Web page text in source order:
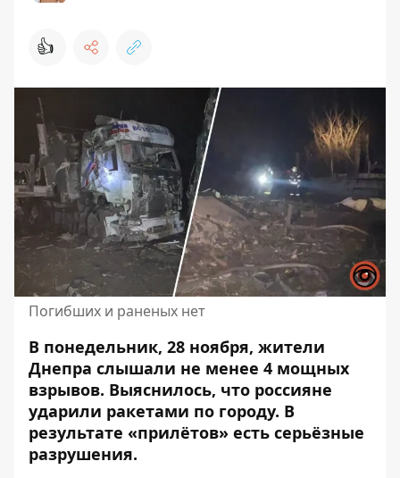
👍
Погибших и раненых нет
В понедельник, 28 ноября, жители
Днепра слышали не менее 4 мощных
взрывов. Выяснилось, что россияне
ударили ракетами по городу. В
результате «прилётов» есть серьёзные
разрушения.